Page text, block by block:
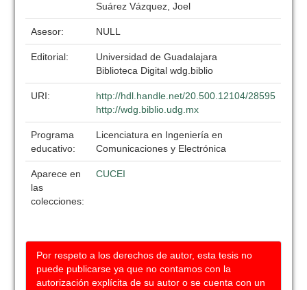
Suárez Vázquez, Joel
Asesor: NULL
Editorial:
Universidad de Guadalajara
Biblioteca Digital wdg.biblio
URI:
http://hdl.handle.net/20.500.12104/28595
http://wdg.biblio.udg.mx
Programa
educativo:
Licenciatura en Ingeniería en
Comunicaciones y Electrónica
Aparece en
las
colecciones:
CUCEI
Por respeto a los derechos de autor, esta tesis no
puede publicarse ya que no contamos con la
autorización explícita de su autor o se cuenta con un